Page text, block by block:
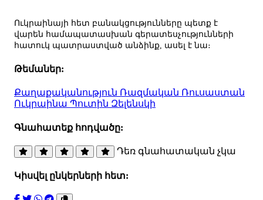
Ուկրաինայի հետ բանակցությունները պետք է
վարեն համապատասխան գերատեսչությունների
հատուկ պատրաստված անձինք, ասել է նա։
Թեմաներ:
Քաղաքականություն Ռազմական Ռուսաստան
Ուկրաինա Պուտին Զելենսկի
Գնահատեք հոդվածը:
Դեռ գնահատական չկա
Կիսվել ընկերների հետ: